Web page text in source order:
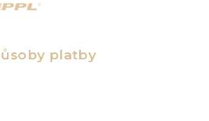
platby